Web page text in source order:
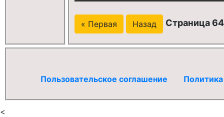
« Первая Назад Страница
Пользовательское соглашение
<